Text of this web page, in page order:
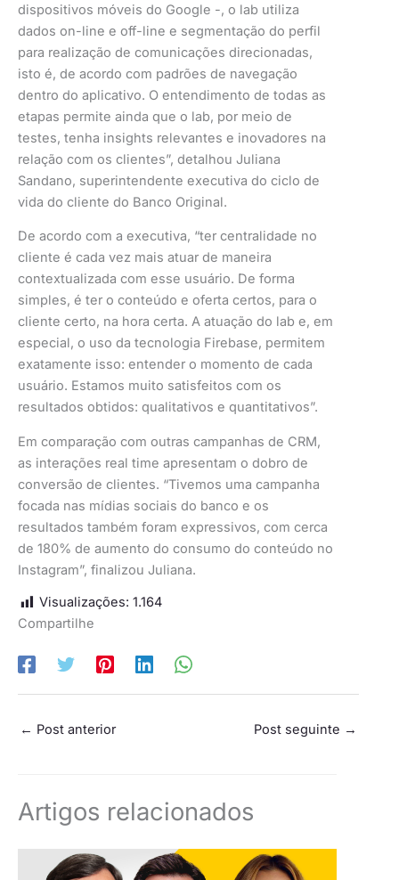
dispositivos móveis do Google -, o lab utiliza
dados on-line e off-line e segmentação do perfil
para realização de comunicações direcionadas,
isto é, de acordo com padrões de navegação
dentro do aplicativo. O entendimento de todas as
etapas permite ainda que o lab, por meio de
testes, tenha insights relevantes e inovadores na
relação com os clientes”, detalhou Juliana
Sandano, superintendente executiva do ciclo de
vida do cliente do Banco Original.
De acordo com a executiva, “ter centralidade no
cliente é cada vez mais atuar de maneira
contextualizada com esse usuário. De forma
simples, é ter o conteúdo e oferta certos, para o
cliente certo, na hora certa. A atuação do lab e, em
especial, o uso da tecnologia Firebase, permitem
exatamente isso: entender o momento de cada
usuário. Estamos muito satisfeitos com os
resultados obtidos: qualitativos e quantitativos”.
Em comparação com outras campanhas de CRM,
as interações real time apresentam o dobro de
conversão de clientes. “Tivemos uma campanha
focada nas mídias sociais do banco e os
resultados também foram expressivos, com cerca
de 180% de aumento do consumo do conteúdo no
Instagram”, finalizou Juliana.
Visualizações: 1.164
Compartilhe
← Post anterior Post seguinte →
Artigos relacionados